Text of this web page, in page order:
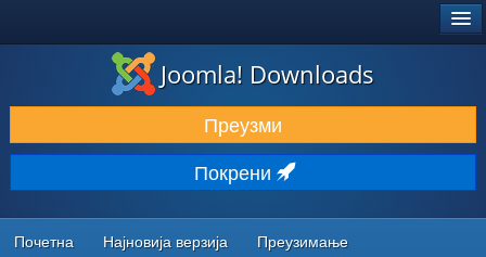
ПРЕУЗИМАЊЕ И ПРОШИРЕЊА (ЕКСТЕНЗИЈЕ)
ОТКРИЈТЕ И НАУЧИТЕ
ЗАЈЕДНИЦА И ПОДРШКА
РЕСУРСИ ЗА РАЗВОЈ
Joomla! Downloads
Преузми
Покрени
Почетна Најновија верзија Преузимање